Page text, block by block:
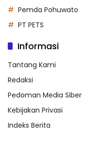
Pemda Pohuwato
PT PETS
Informasi
Tantang Kami
Redaksi
Pedoman Media Siber
Kebijakan Privasi
Indeks Berita